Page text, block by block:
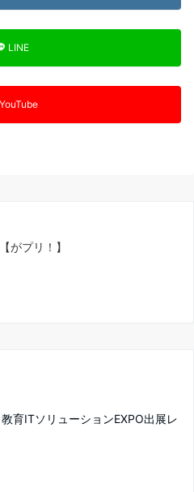
LINE
YouTube
がプリ！】
教育ITソリューションEXPO出展レ